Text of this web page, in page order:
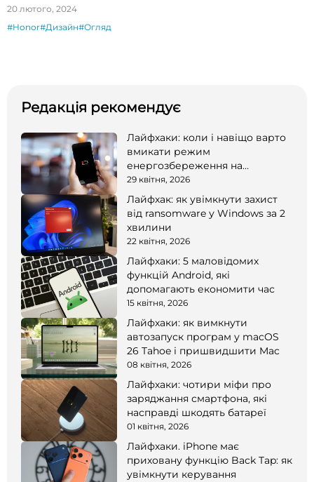
огляд
20 лютого, 2024
#Honor#Дизайн#Огляд
Редакція рекомендує
Лайфхаки: коли і навіщо варто
вмикати режим
енергозбереження на
смартфоні
29 квітня, 2026
Лайфхак: як увімкнути захист
від ransomware у Windows за 2
хвилини
22 квітня, 2026
Лайфхаки: 5 маловідомих
функцій Android, які
допомагають економити час
15 квітня, 2026
Лайфхаки: як вимкнути
автозапуск програм у macOS
26 Tahoe і пришвидшити Mac
08 квітня, 2026
Лайфхаки: чотири міфи про
заряджання смартфона, які
насправді шкодять батареї
01 квітня, 2026
Лайфхаки. iPhone має
приховану функцію Back Tap: як
увімкнути керування